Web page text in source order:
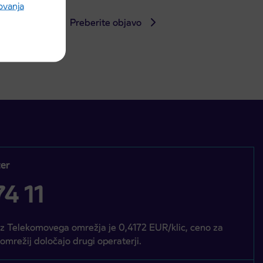
Preberite objavo
11
Telekomovega omrežja je 0,4172 EUR/klic, ceno za
določajo drugi operaterji.